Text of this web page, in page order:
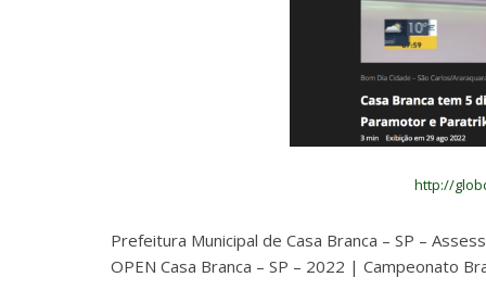
http://
Prefeitura Municipal de Casa Branca – SP –
OPEN Casa Branca – SP – 2022 | Campeonato